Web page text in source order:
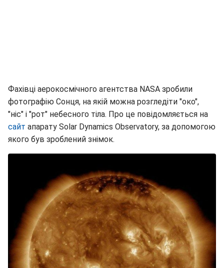
Фахівці аерокосмічного агентства NASA зробили
фотографію Сонця, на якій можна розгледіти "око",
"ніс" і "рот" небесного тіла. Про це повідомляється на
сайт апарату Solar Dynamics Observatory, за допомогою
якого був зроблений знімок.